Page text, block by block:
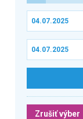
Zrušiť výber